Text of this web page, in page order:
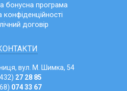
бонусна програма
конфіденційності
договір
вул. М. Шимка, 54
27 28 85
074 33 67